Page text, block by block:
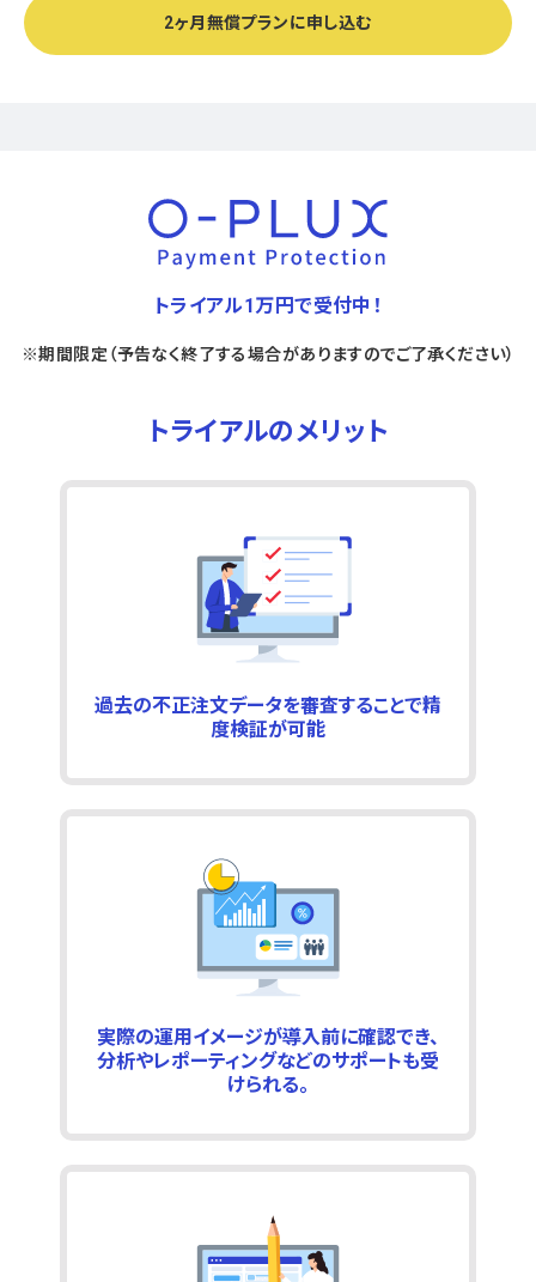
2ヶ月無償プランに申し込む
トライアル1万円で受付中！
※期間限定（予告なく終了する場合がありますのでご了承ください）
トライアルのメリット
過去の不正注文データを審査することで精
度検証が可能
実際の運用イメージが導入前に確認でき、
分析やレポーティングなどのサポートも受
けられる。